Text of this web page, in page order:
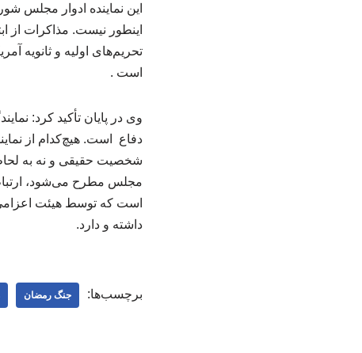
این نماینده ادوار مجلس
اینطور نیست. مذاکرات از
تحریم‌های اولیه و ثانویه
است .
وی در پایان تأکید کرد:
دفاع است. هیچ‌کدام از
شخصیت حقیقی و نه به
مجلس مطرح می‌شود،
است که توسط هیئت اعزامی
داشته و دارد.
برچسب‌ها: جنگ رمضان